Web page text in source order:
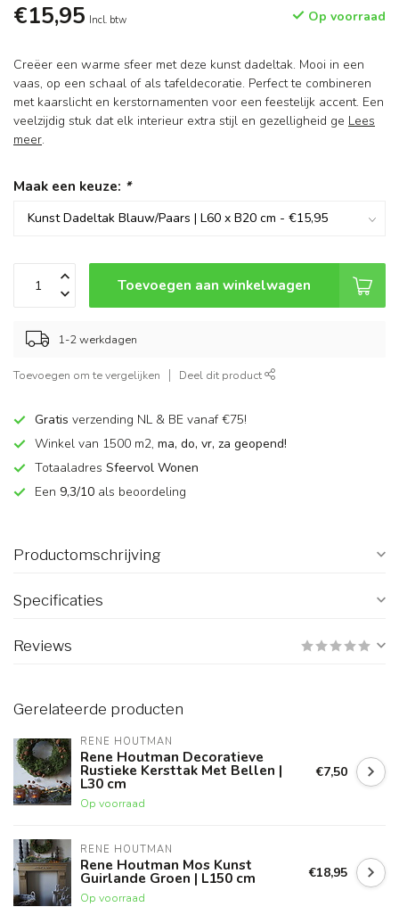
€15,95 Incl. btw Op voorraad
Creëer een warme sfeer met deze kunst dadeltak. Mooi in een
vaas, op een schaal of als tafeldecoratie. Perfect te combineren
met kaarslicht en kerstornamenten voor een feestelijk accent. Een
veelzijdig stuk dat elk interieur extra stijl en gezelligheid ge Lees
meer.
Maak een keuze: *
Toevoegen aan winkelwagen
1-2 werkdagen
Toevoegen om te vergelijken Deel dit product
Gratis verzending NL & BE vanaf €75!
Winkel van 1500 m2, ma, do, vr, za geopend!
Totaaladres Sfeervol Wonen
Een 9,3/10 als beoordeling
Productomschrijving
Specificaties
Reviews
Gerelateerde producten
RENE HOUTMAN
Rene Houtman Decoratieve
Rustieke Kersttak Met Bellen |
L30 cm
Op voorraad
€7,50
RENE HOUTMAN
Rene Houtman Mos Kunst
Guirlande Groen | L150 cm
Op voorraad
€18,95